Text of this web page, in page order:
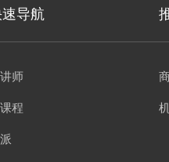
导航
师
程